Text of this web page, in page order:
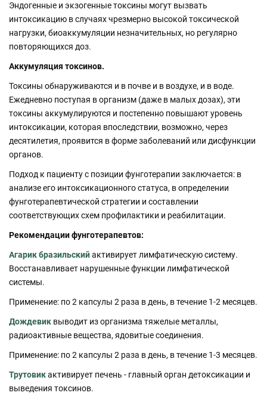
Эндогенные и экзогенные токсины могут вызвать
интоксикацию в случаях чрезмерно высокой токсической
нагрузки, биоаккумуляции незначительных, но регулярно
повторяющихся доз.
Аккумуляция токсинов.
Токсины обнаруживаются и в почве и в воздухе, и в воде.
Ежедневно поступая в организм (даже в малых дозах), эти
токсины аккумулируются и постепенно повышают уровень
интоксикации, которая впоследствии, возможно, через
десятилетия, проявится в форме заболеваний или дисфункции
органов.
Подход к пациенту с позиции фунготерапии заключается: в
анализе его интоксикационного статуса, в определении
фунготерапевтической стратегии и составлении
соответствующих схем профилактики и реабилитации.
Рекомендации фунготерапевтов:
Агарик бразильскийактивирует лимфатическую систему.
Восстанавливает нарушенные функции лимфатической
системы.
Применение: по 2 капсулы 2 раза в день, в течение 1-2 месяцев.
Дождевик выводит из организма тяжелые металлы,
радиоактивные вещества, ядовитые соединения.
Применение: по 2 капсулы 2 раза в день, в течение 1-3 месяцев.
Трутовикактивирует печень - главный орган детоксикации и
выведения токсинов.